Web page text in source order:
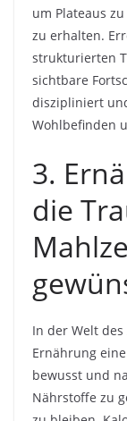
um Plateaus
zu erhalten.
strukturierten
sichtbare
diszipliniert
Wohlbefinden
3.
die
In der Welt
Ernährung
bewusst und
Nährstoffe zu